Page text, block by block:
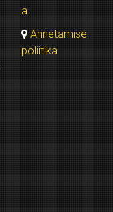
a
Annetamise
poliitika